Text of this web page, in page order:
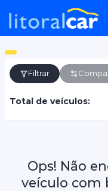
Filtrar
Total de veículos:
Ops! Não
veículo com